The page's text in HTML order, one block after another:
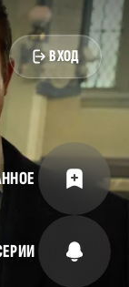
ВХОД